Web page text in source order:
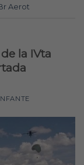
Aerot
la IVta